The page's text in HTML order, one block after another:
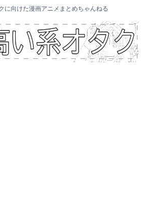
に向けた漫画アニメまとめちゃんねる